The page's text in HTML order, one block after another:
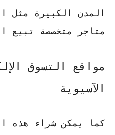
المدن الكبيرة مثل
متاجر متخصصة تبيع
مواقع التسوق
الآسيوية
كما يمكن شراء هذه